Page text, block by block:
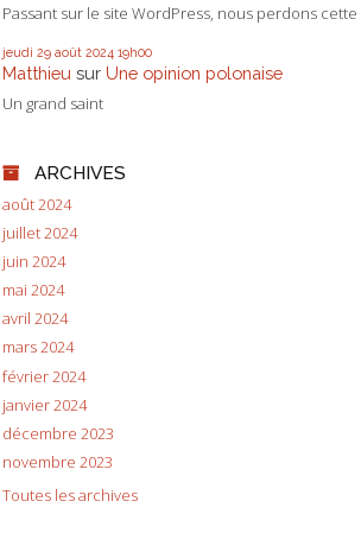
Passant sur le site WordPress, nous perdons
jeudi 29 août 2024 19h00
Matthieu sur Une opinion polonaise
Un grand saint
ARCHIVES
août 2024
juillet 2024
juin 2024
mai 2024
avril 2024
mars 2024
février 2024
janvier 2024
décembre 2023
novembre 2023
Toutes les archives